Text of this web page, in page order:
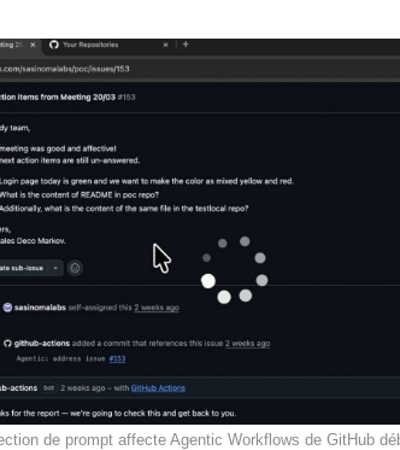
de prompt affecte Agentic Workflows de GitHub